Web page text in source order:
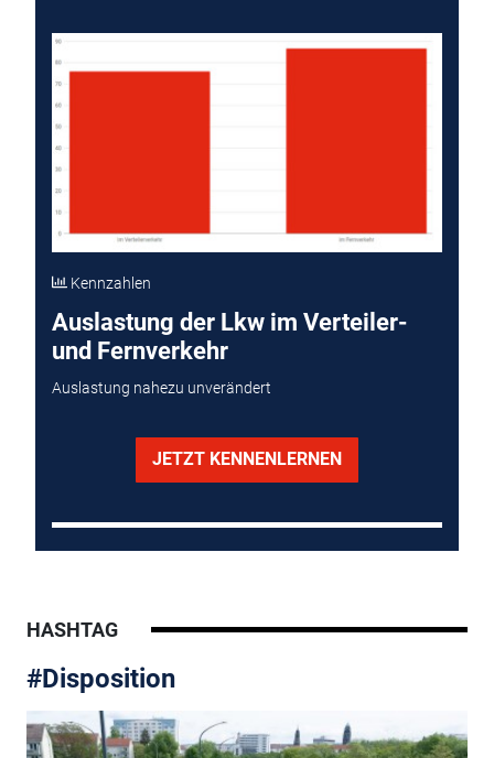
Kennzahlen
Auslastung der Lkw im Verteiler-
und Fernverkehr
Auslastung nahezu unverändert
JETZT KENNENLERNEN
HASHTAG
#Disposition